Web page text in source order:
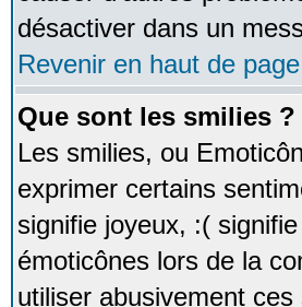
désactiver dans un
Revenir en haut de page
Que sont les smilies ?
Les smilies, ou
exprimer certains
signifie joyeux, :(
émoticônes lors de la
utiliser abusivement